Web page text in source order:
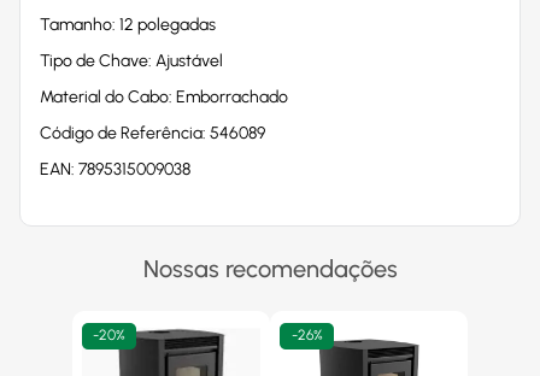
Tamanho: 12 polegadas
Tipo de Chave: Ajustável
Material do Cabo: Emborrachado
Código de Referência: 546089
EAN: 7895315009038
Nossas recomendações
-20% -26%